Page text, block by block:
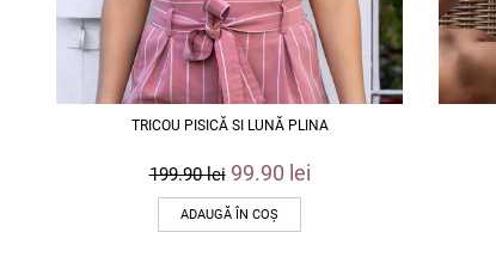
TRICOU PISICĂ SI LUNĂ PLINA
199.90lei 99.90 lei
ADAUGĂ ÎN COȘ